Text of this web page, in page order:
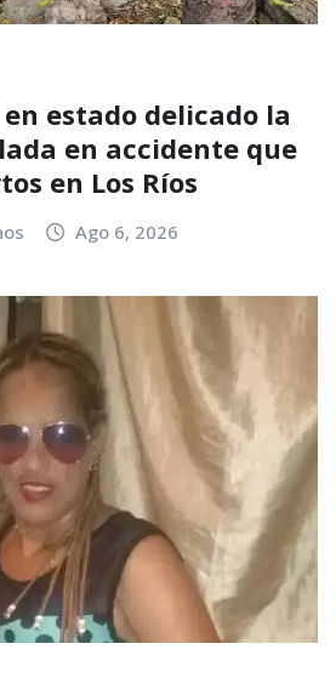
estado delicado la
en accidente que
en Los Ríos
Ago 6, 2026